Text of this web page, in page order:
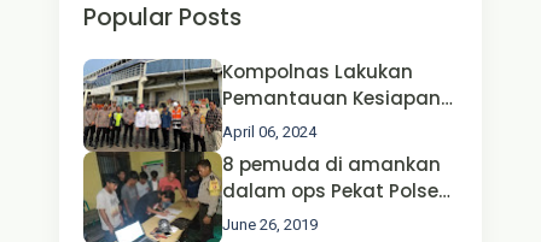
Popular Posts
Kompolnas Lakukan
Pemantauan Kesiapan
Operasi Ketupat 2024 di
Polda Jatim Bersama
Kapolri dan Menteri
Perhubungan
April 06, 2024
8 pemuda di amankan
dalam ops Pekat Polsek
Jongkong
June 26, 2019